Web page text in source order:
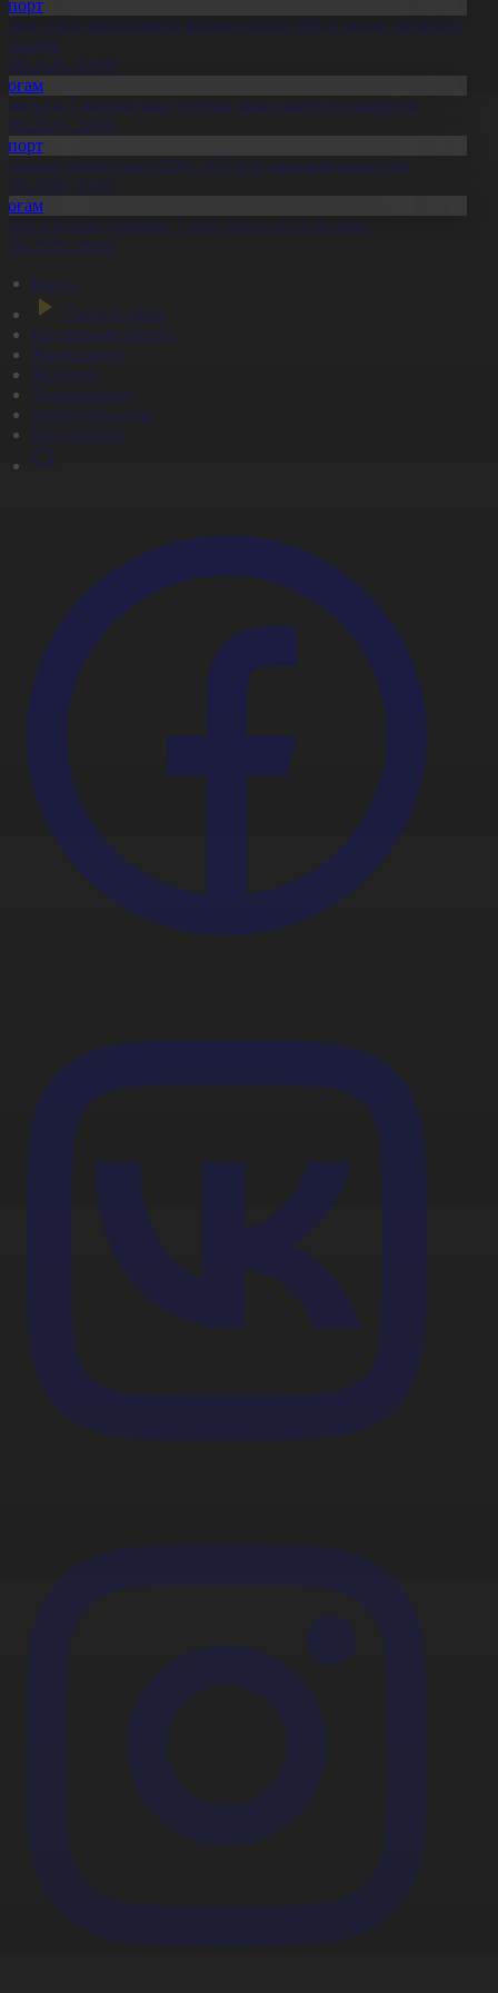
Азия ойындарына Қазақстаннан 500-ге жуық спортшы
20:09
7 жарым мың тұрғын жаңа пәтерге көшіріледі
20:08
ойындары-2026»: 453 млн қаралым жиналды
20:07
қоныс аударып, 7 млн теңге алуға болады
20:06
Басты
Тікелей эфир
Бағдарлама кестесі
Жаңалықтар
Жобалар
Телехикаялар
Мультсериалдар
Видеоархив